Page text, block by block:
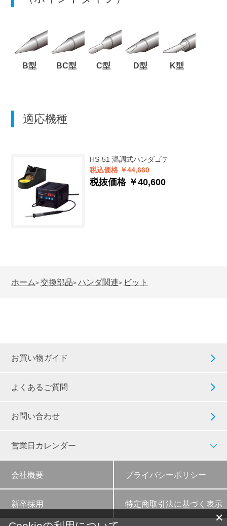
B型 BC型 C型 D型 K型
適応機種
HS-51 温調式ハンダゴテ
税込価格 ￥44,660
税抜価格 ￥40,600
ホーム> 交換部品> ハンダ関連> ビット
お買い物ガイド
よくあるご質問
お問い合わせ
営業日カレンダー
会社概要 プライバシーポリシー
新卒採用 特定商取引法に基づく表示
✕